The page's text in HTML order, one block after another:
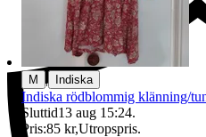
M Indiska
Indiska rödblommig klänning/
Sluttid13 aug 15:24.
Pris:85 kr,Utropspris.